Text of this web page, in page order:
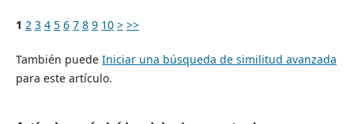
1 2 3 4 5 6 7 8 9 10 > >>
También puede Iniciar una búsqueda de similitud avanzada
para este artículo.